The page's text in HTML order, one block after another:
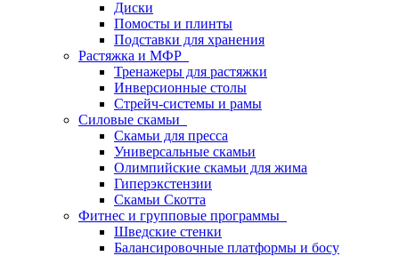
Диски
Помосты и плинты
Подставки для хранения
Растяжка и МФР
Тренажеры для растяжки
Инверсионные столы
Стрейч-системы и рамы
Силовые скамьи
Скамьи для пресса
Универсальные скамьи
Олимпийские скамьи для жима
Гиперэкстензии
Скамьи Скотта
Фитнес и групповые программы
Шведские стенки
Балансировочные платформы и босу